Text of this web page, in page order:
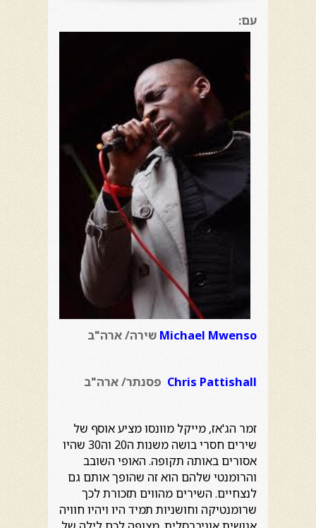
עם:
Michael Mwenso שירה/ ארה"ב
Chris Pattishall פסנתר/ ארה"ב
זמר הג'אז, מייקל מוונסו מציע אוסף של
שירים חסרי בושה משנות ה20 וה30 שהיו
אסורים באותה תקופה. האופי השובב
והרומנטי שלהם הוא זה שהופך אותם גם
לנצחיים. השירים מהווים תזכורת לכך
שרומנטיקה וחושניות תמיד היו ויהיו חוויה